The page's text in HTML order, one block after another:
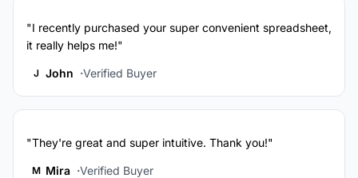
"I recently purchased your super convenient spreadsheet,
it really helps me!"
J John Verified Buyer
"They're great and super intuitive. Thank you!"
M Mira Verified Buyer